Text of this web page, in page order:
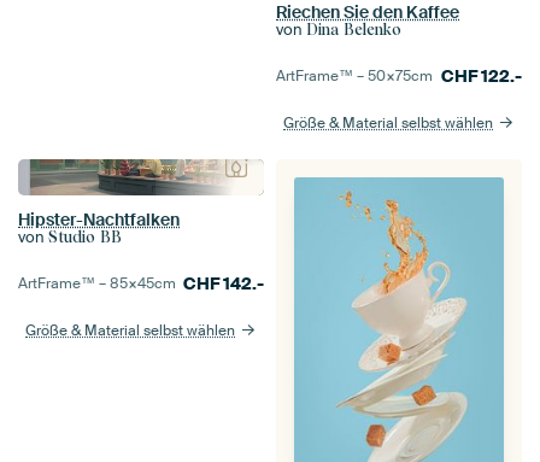
Riechen Sie den Kaffee
von Dina Belenko
ArtFrame™ –50×75cm CHF122.-
Größe & Material selbst wählen
Hipster-Nachtfalken
von Studio BB
ArtFrame™ –85×45cm CHF142.-
Größe & Material selbst wählen